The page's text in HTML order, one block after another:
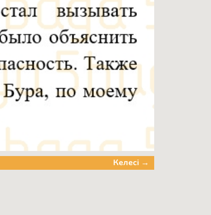
Келесі →